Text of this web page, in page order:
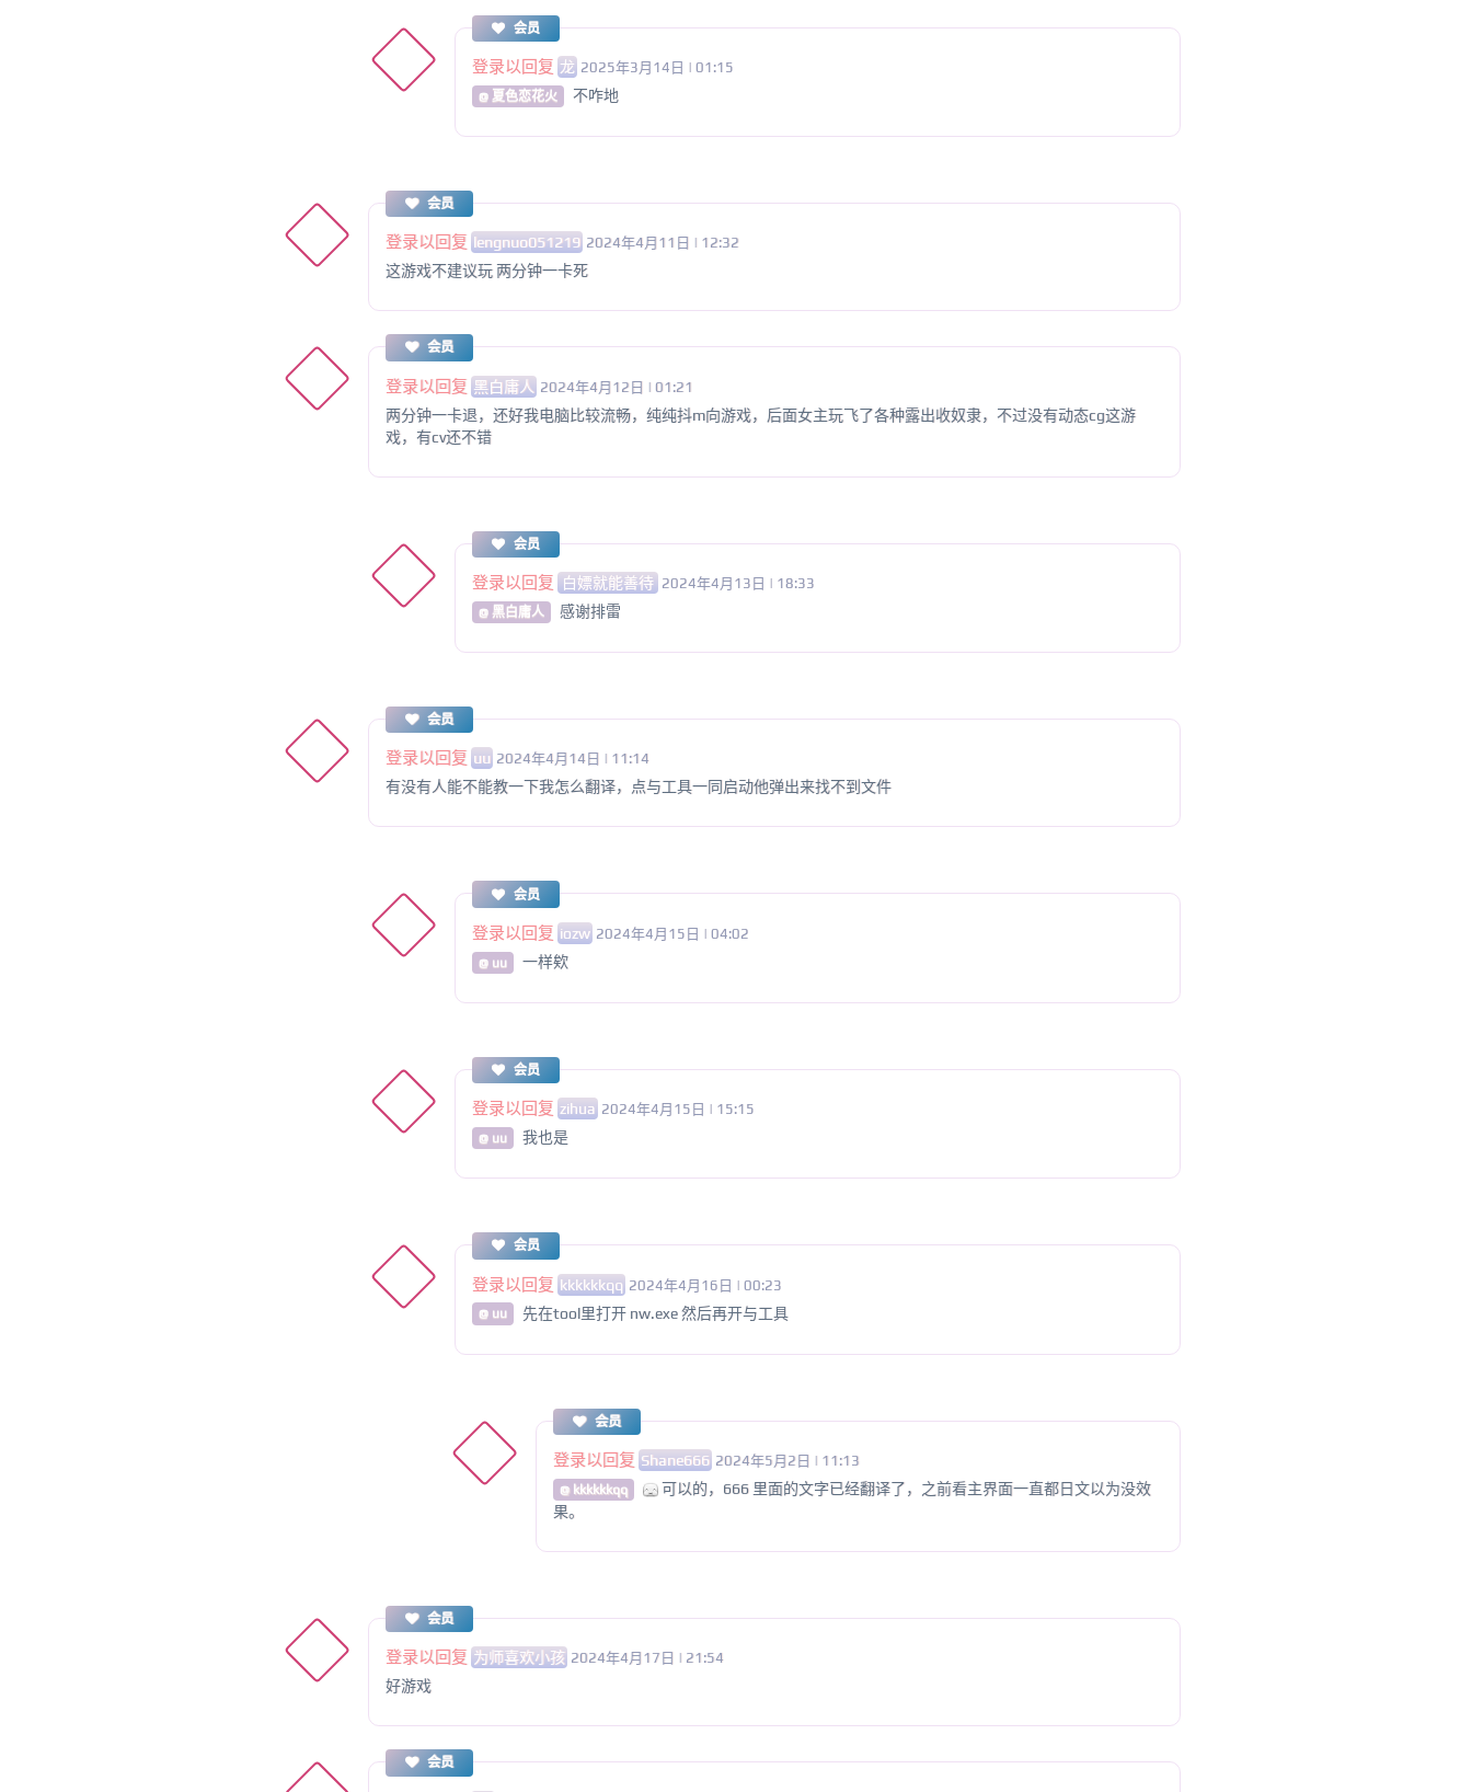
会员
登录以回复 龙 2025年3月14日 | 01:15
@ 夏色恋花火 不咋地
会员
登录以回复 lengnuo051219 2024年4月11日 | 12:32
这游戏不建议玩 两分钟一卡死
会员
登录以回复 黑白庸人 2024年4月12日 | 01:21
两分钟一卡退，还好我电脑比较流畅，纯纯抖m向游戏，后面女主玩飞了各种露出收奴隶，不过没有动态cg这游
戏，有cv还不错
会员
登录以回复 白嫖就能善待 2024年4月13日 | 18:33
@ 黑白庸人 感谢排雷
会员
登录以回复 uu 2024年4月14日 | 11:14
有没有人能不能教一下我怎么翻译，点与工具一同启动他弹出来找不到文件
会员
登录以回复 iozw 2024年4月15日 | 04:02
@ uu 一样欸
会员
登录以回复 zihua 2024年4月15日 | 15:15
@ uu 我也是
会员
登录以回复 kkkkkkqq 2024年4月16日 | 00:23
@ uu 先在tool里打开 nw.exe 然后再开与工具
会员
登录以回复 Shane666 2024年5月2日 | 11:13
@ kkkkkkqq
可以的，666 里面的文字已经翻译了，之前看主界面一直都日文以为没效
果。
会员
登录以回复 为师喜欢小孩 2024年4月17日 | 21:54
好游戏
会员